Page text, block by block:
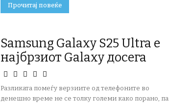
Прочитај повеќе
Samsung Galaxy S25 Ultra е
најбрзиот Galaxy досега
Разликата помеѓу верзиите од телефоните во
денешно време не се толку големи како порано, па